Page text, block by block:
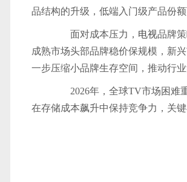
品结构的升级，低端入门级产品份
面对成本压力， 电视品牌
成熟市场头部品牌稳价保规模，新
一步压缩小品牌生存空间，推动行业
2026年，全球TV市场困难重
在存储成本飙升中保持竞争力，关